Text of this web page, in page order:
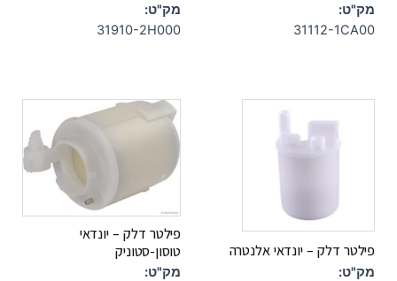
מק"ט:
31112-1CA00
מק"ט:
31910-2H000
פילטר דלק – יונדאי אלנטרה
מק"ט:
פילטר דלק – יונדאי
טוסון-סטוניק
מק"ט: